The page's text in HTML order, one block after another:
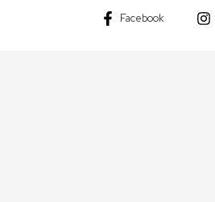
Facebook